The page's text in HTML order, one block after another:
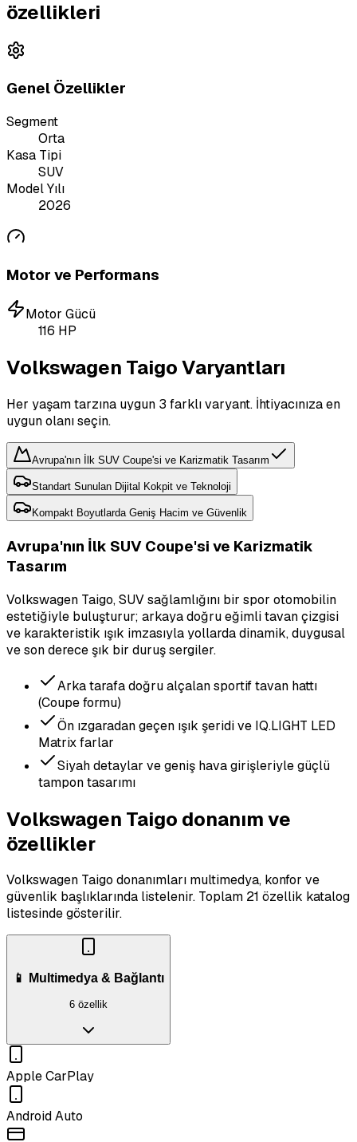
özellikleri
Genel Özellikler
Segment
Orta
Kasa Tipi
SUV
Model Yılı
2026
Motor ve Performans
Motor Gücü
116 HP
Volkswagen Taigo Varyantları
Her yaşam tarzına uygun 3 farklı varyant. İhtiyacınıza en
uygun olanı seçin.
Avrupa'nın İlk SUV Coupe'si ve Karizmatik Tasarım
Standart Sunulan Dijital Kokpit ve Teknoloji
Kompakt Boyutlarda Geniş Hacim ve Güvenlik
Avrupa'nın İlk SUV Coupe'si ve Karizmatik
Tasarım
Volkswagen Taigo, SUV sağlamlığını bir spor otomobilin
estetiğiyle buluşturur; arkaya doğru eğimli tavan çizgisi
ve karakteristik ışık imzasıyla yollarda dinamik, duygusal
ve son derece şık bir duruş sergiler.
Arka tarafa doğru alçalan sportif tavan hattı
(Coupe formu)
Ön ızgaradan geçen ışık şeridi ve IQ.LIGHT LED
Matrix farlar
Siyah detaylar ve geniş hava girişleriyle güçlü
tampon tasarımı
Volkswagen Taigo donanım ve
özellikler
Volkswagen Taigo donanımları multimedya, konfor ve
güvenlik başlıklarında listelenir. Toplam 21 özellik katalog
listesinde gösterilir.
📱 Multimedya & Bağlantı
6 özellik
Apple CarPlay
Android Auto